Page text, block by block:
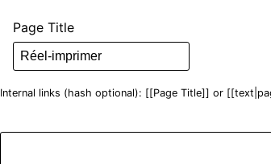
Page Title
Internal links (hash optional): [[Page Title]] or